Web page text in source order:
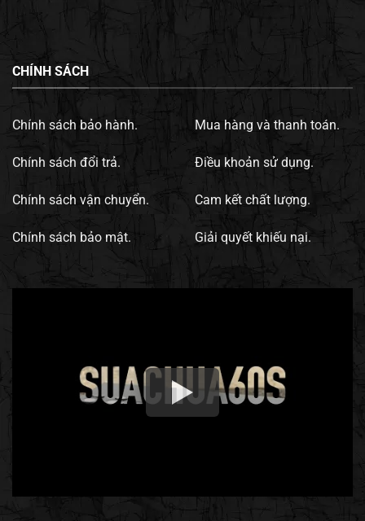
CHÍNH SÁCH
Chính sách bảo hành.
Chính sách đổi trả.
Chính sách vận chuyển.
Chính sách bảo mật.
Mua hàng và thanh toán.
Điều khoản sử dụng.
Cam kết chất lượng.
Giải quyết khiếu nại.